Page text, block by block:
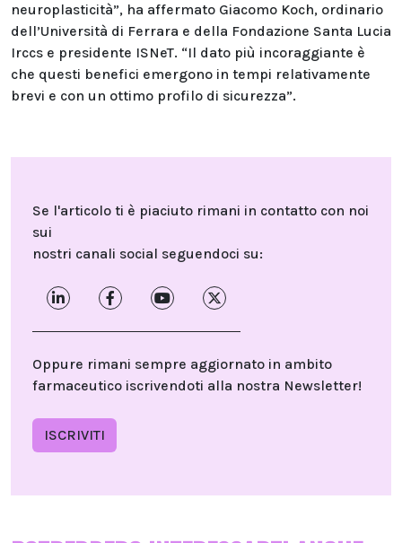
neuroplasticità”, ha affermato Giacomo Koch, ordinario
dell’Università di Ferrara e della Fondazione Santa Lucia
Irccs e presidente ISNeT. “Il dato più incoraggiante è
che questi benefici emergono in tempi relativamente
brevi e con un ottimo profilo di sicurezza”.
Se l'articolo ti è piaciuto rimani in contatto con noi
sui
nostri canali social seguendoci su:
Oppure rimani sempre aggiornato in ambito
farmaceutico iscrivendoti alla nostra Newsletter!
ISCRIVITI